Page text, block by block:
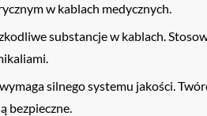
w kablach medycznych.
substancje w kablach.
silnego systemu jakości.
bezpieczne.